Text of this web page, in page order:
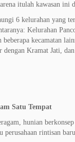
itulah kawasan ini
6 kelurahan yang
Kelurahan
beberapa kecamatan
Kramat Jati,
Satu Tempat
hunian
perusahaan rintisan